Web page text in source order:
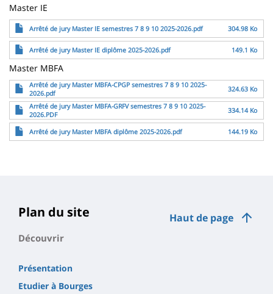
Master IE
FichierArrêté de jury Master IE semestres 7 8 9 10 2025-2026.pdf 304.98 Ko
FichierArrêté de jury Master IE diplôme 2025-2026.pdf 149.1 Ko
Master MBFA
FichierArrêté de jury Master MBFA-CPGP semestres 7 8 9 10 2025-
2026.pdf
324.63 Ko
FichierArrêté de jury Master MBFA-GRFV semestres 7 8 9 10 2025-
2026.PDF
334.14 Ko
FichierArrêté de jury Master MBFA diplôme 2025-2026.pdf 144.19 Ko
Haut de page
Plan du site
Découvrir
Présentation
Etudier à Bourges